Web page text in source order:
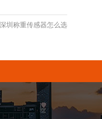
圳称重传感器怎么选